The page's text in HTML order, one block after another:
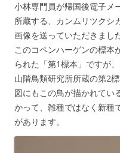
小林専門員が帰国後電子メ
所蔵する、カンムリツクシ
画像を送っていただきまし
このコペンハーゲンの標本
られた「第1標本」ですが
山階鳥類研究所所蔵の第2
図にもこの鳥が描かれてい
かって、雑種ではなく新種
があります。